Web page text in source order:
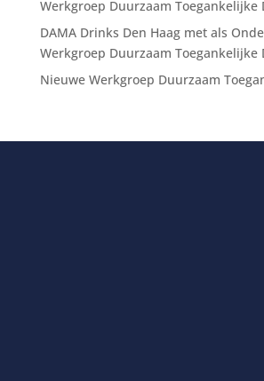
Werkgroep Duurzaam Toegankelijke
DAMA Drinks Den Haag met als
Werkgroep Duurzaam Toegankelijke
Nieuwe Werkgroep Duurzaam